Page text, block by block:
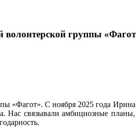
группы
«Фагот». С ноября 2025 года
связывали амбициозные планы,